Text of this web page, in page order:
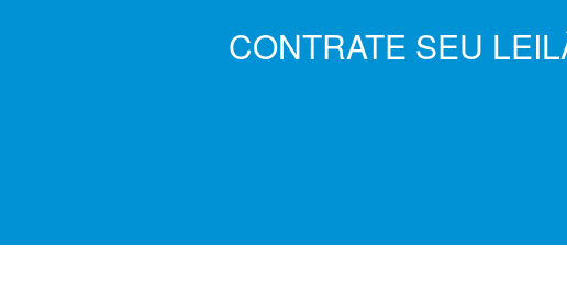
CONTRATE SEU